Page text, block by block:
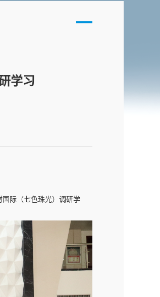
学习
际（七色珠光）调研学